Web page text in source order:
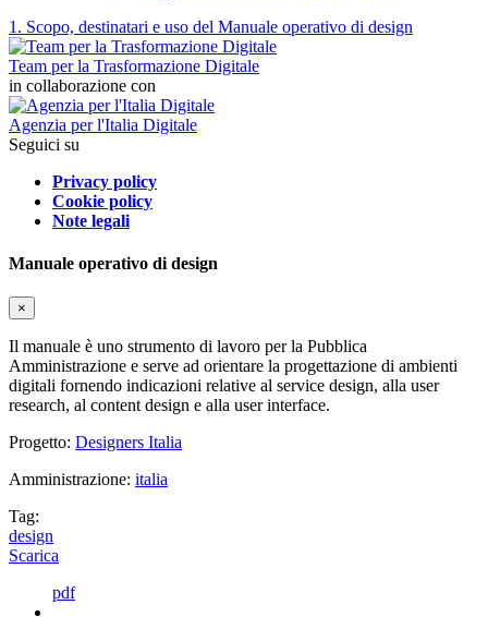
1. Scopo, destinatari e uso del Manuale operativo di design
Team per la Trasformazione Digitale
in collaborazione con
Agenzia per l'Italia Digitale
Seguici su
Privacy policy
Cookie policy
Note legali
Manuale operativo di design
×
Il manuale è uno strumento di lavoro per la Pubblica
Amministrazione e serve ad orientare la progettazione di ambienti
digitali fornendo indicazioni relative al service design, alla user
research, al content design e alla user interface.
Progetto: Designers Italia
Amministrazione: italia
Tag:
design
Scarica
pdf